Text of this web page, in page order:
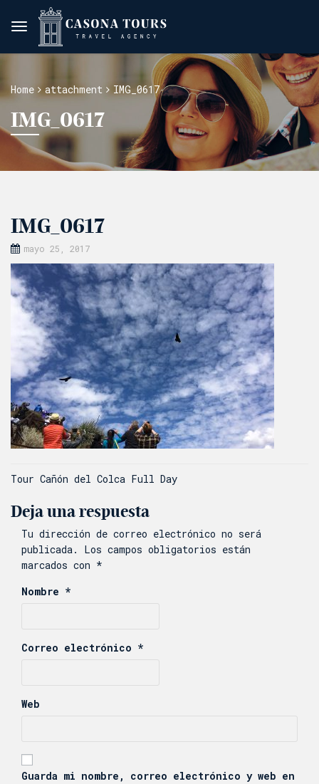
Home attachment IMG_0617
IMG_0617
IMG_0617
mayo 25, 2017
Navegación
de
entradas
Tour Cañón del Colca Full Day
Deja una respuesta
Tu dirección de correo electrónico no será
publicada.
Los campos obligatorios están
marcados con *
Nombre *
Correo electrónico *
Web
Guarda mi nombre, correo electrónico y web en